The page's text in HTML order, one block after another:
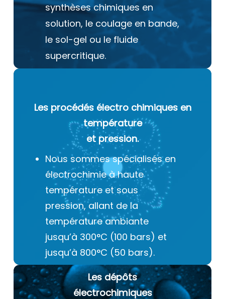
synthèses chimiques en
solution, le coulage en bande,
le sol-gel ou le fluide
supercritique.
Les procédés électro chimiques en
température
et pression.
Nous sommes spécialisés en
électrochimie à haute
température et sous
pression, allant de la
température ambiante
jusqu’à 300°C (100 bars) et
jusqu’à 800°C (50 bars).
Les dépôts
électrochimiques